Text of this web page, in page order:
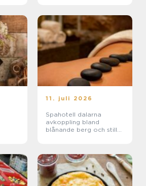
11. juli 2026
Spahotell dalarna
avkoppling bland
blånande berg och stilla